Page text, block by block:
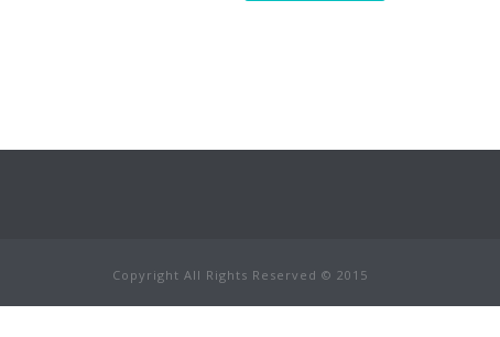
Copyright All Rights Reserved © 2015